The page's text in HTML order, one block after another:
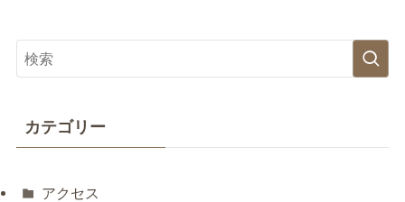
カテゴリー
アクセス